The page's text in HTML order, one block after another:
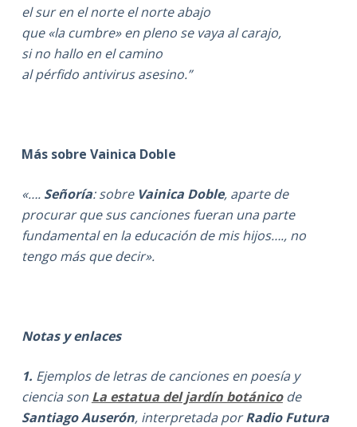
el sur en el norte el norte abajo
que «la cumbre» en pleno se vaya al carajo,
si no hallo en el camino
al pérfido antivirus asesino.”
Más sobre Vainica Doble
«…. Señoría: sobre Vainica Doble, aparte de
procurar que sus cancionesfueran una parte
fundamental en la educación de mis hijos…., no
tengo más que decir».
Notas y enlaces
1. Ejemplos de letras de canciones en poesía y
ciencia son La estatua del jardín botánicode
Santiago Auserón, interpretada porRadio Futura